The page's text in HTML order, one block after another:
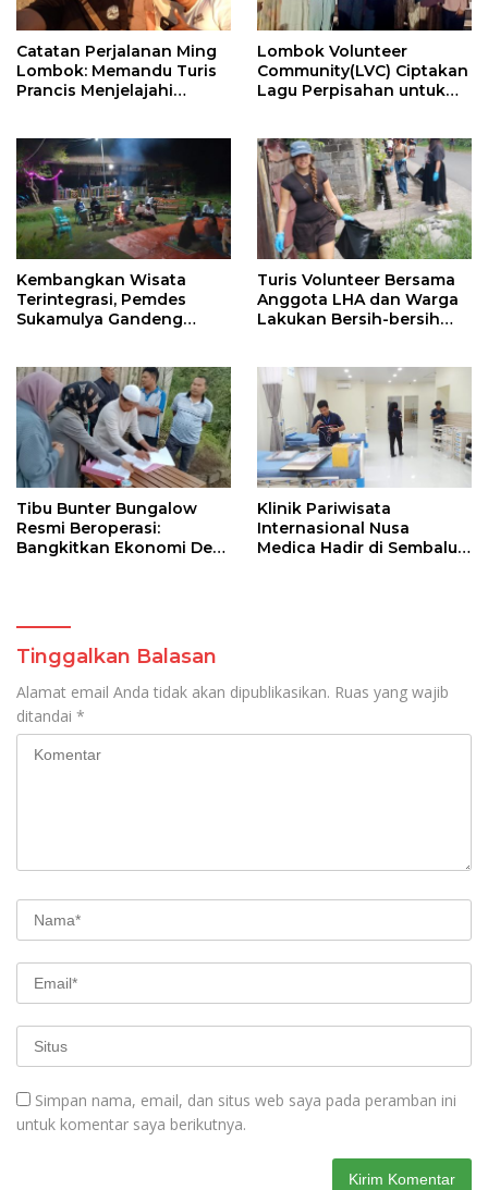
​Catatan Perjalanan Ming
Lombok: Memandu Turis
Prancis Menjelajahi
Lombok Volunteer
Community(LVC) Ciptakan
Lagu Perpisahan untuk
Kembangkan Wisata
Terintegrasi, Pemdes
Sukamulya Gandeng
Turis Volunteer Bersama
Anggota LHA dan Warga
Lakukan Bersih-bersih
Tibu Bunter Bungalow
Resmi Beroperasi:
Bangkitkan Ekonomi Desa
Klinik Pariwisata
Internasional Nusa
Medica Hadir di Sembalun,
Tinggalkan Balasan
Alamat email Anda tidak akan dipublikasikan. Ruas yang wajib
ditandai *
Simpan nama, email, dan situs web saya pada peramban ini
untuk komentar saya berikutnya.